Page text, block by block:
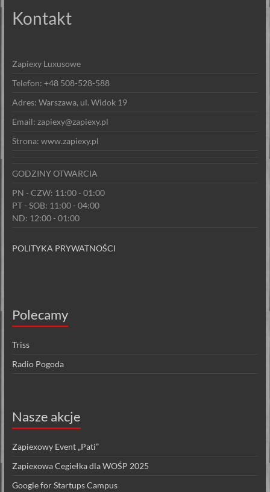
Kontakt
Zapiexy Luxusowe
Telefon: +48 508-528-588
Adres: Warszawa, ul. Widok 19
Email: zapiexy@zapiexy.pl
Strona: www.zapiexy.pl
GODZINY OTWARCIA
PN - CZW: 11:00 - 01:00
PT - SOB: 11:00 - 04:00
ND: 12:00 - 01:00
POLITYKA PRYWATNOŚCI
Polecamy
Triss
Radio Pogoda
Nasze akcje
Zapiexowy Event „Pati”
Zapiexowa Cegiełka dla WOŚP 2025
Google for Startups Campus